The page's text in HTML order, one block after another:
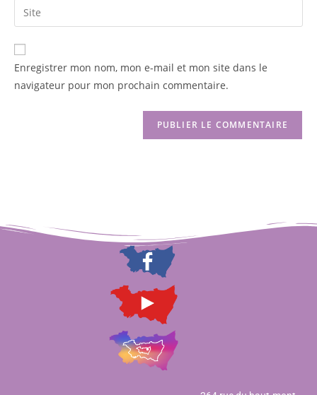
Enregistrer mon nom, mon e-mail et mon site dans le
navigateur pour mon prochain commentaire.